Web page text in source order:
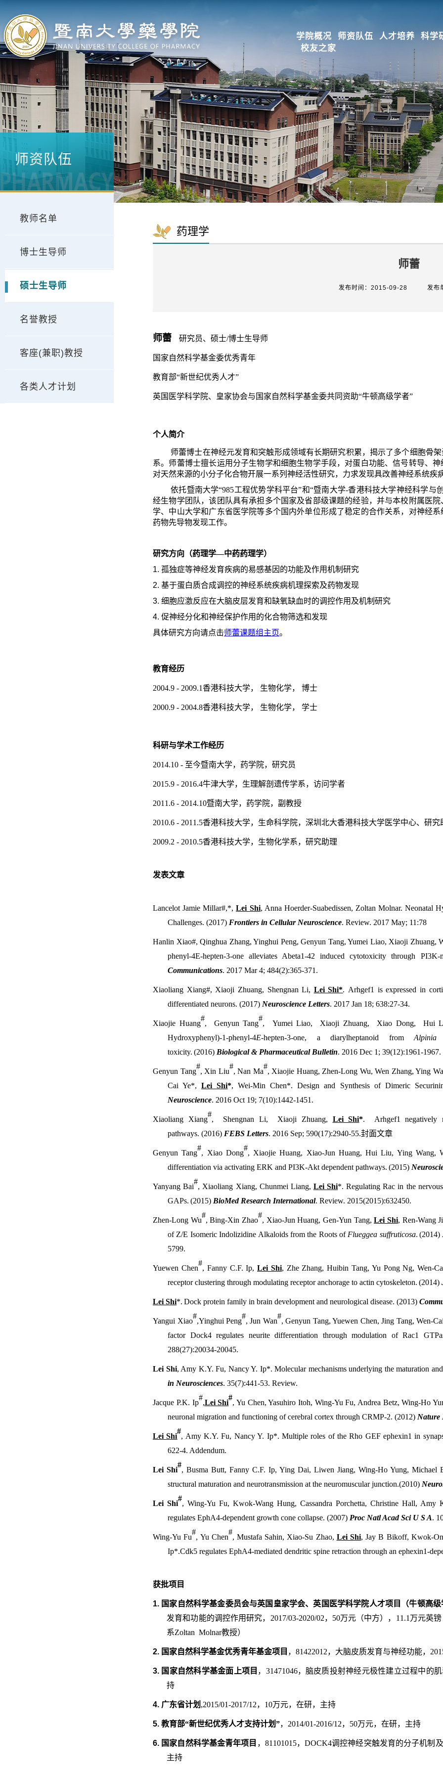
学院概况 师资队伍 人才培养
科学
校友之家
师资队伍
教师名单
博士生导师
硕士生导师
名誉教授
客座(兼职)教授
各类人才计划
药理学
师蕾
发布时间：2015-09-28 发布
师蕾 研究员、硕士/博士生导师
国家自然科学基金委优秀青年
教育部“新世纪优秀人才”
英国医学科学院、皇家协会与 国家自然科学基金委共同资助“牛顿高级学者”
个人简介
师蕾博士在神经元发育和突触形成领域有长期研究积累，揭示了多个细胞骨
系。师蕾博士擅长运用分子生物学和细胞生物学手段，对蛋白功能、信号转导、
对天然来源的小分子化合物开展一系列神经活性研究，力求发现具改善神经系统疾
依托暨南大学“985工程优势学科平台”和“暨南大学-香港科技大学神经科学与
经生物学团队，该团队具有承担多个国家及省部级课题的经验，并与本校附属医
学、中山大学和广东省医学院等多个国内外单位形成了稳定的合作关系，对神经
药物先导物发现工作。
研究方向（药理学—中药药理学）
1. 孤独症等神经发育疾病的易感基因的功能及作用机制研究
2. 基于蛋白质合成调控的神经系统疾病机理探索及药物发现
3. 细胞应激反应在大脑皮层发育和缺氧缺血时的调控作用及机制研究
4. 促神经分化和神经保护作用的化合物筛选和发现
具体研究方向请点击师蕾课题组主页。
教育经历
2004.9 - 2009.1 香港科技大学， 生物化学， 博士
2000.9 - 2004.8香港科技大学， 生物化学， 学士
科研与学术工作经历
2014.10 - 至今暨南大学，药学院，研究员
2015.9 - 2016.4牛津大学，生理解剖遗传学系，访问学者
2011.6 - 2014.10暨南大学，药学院，副教授
2010.6 - 2011.5香港科技大学，生命科学院，深圳北大香港科技大学医学中心、研究
2009.2 - 2010.5香港科技大学，生物化学系，研究助理
发表文章
Lancelot Jamie Millar#,*,Lei Shi, Anna Hoerder-Suabedissen, Zoltan Molnar. Neonatal
Challenges. (2017) Frontiers in Cellular Neuroscience. Review. 2017 May; 11:78
Hanlin Xiao#, Qinghua Zhang, Yinghui Peng, Genyun Tang, Yumei Liao, Xiaoji Zhuang,
phenyl-4E-hepten-3-one alleviates Abeta1-42 induced cytotoxicity through
Communications. 2017 Mar 4; 484(2):365-371.
Xiaoliang Xiang#, Xiaoji Zhuang, Shengnan Li, Lei Shi*. Arhgef1 is expressed in
differentiated neurons. (2017) Neuroscience Letters. 2017 Jan 18; 638:27-34.
Xiaojie Huang
#
, Genyun Tang
#
, Yumei Liao, Xiaoji Zhuang, Xiao Dong, Hui
Hydroxyphenyl)-1-phenyl-4E-hepten-3-one, a diarylheptanoid fromAlpinia
toxicity. (2016) Biological & Pharmaceutical Bulletin. 2016 Dec 1; 39(12):1961-1967.
Genyun Tang
#
, Xin Liu
#
, Nan Ma
#
, Xiaojie Huang, Zhen-Long Wu, Wen Zhang, Ying
Cai Ye*,Lei Shi*, Wei-Min Chen*. Design and Synthesis of Dimeric
Neuroscience. 2016 Oct 19; 7(10):1442-1451.
Xiaoliang Xiang
#
, Shengnan Li, Xiaoji Zhuang, Lei Shi*. Arhgef1 negatively
pathways. (2016) FEBS Letters. 2016 Sep; 590(17):2940-55.封面文章
Genyun Tang
#
, Xiao Dong
#
, Xiaojie Huang, Xiao-Jun Huang, Hui Liu, Ying Wang,
differentiation via activating ERK and PI3K-Akt dependent pathways. (2015)
Yanyang Bai
#
, Xiaoliang Xiang, Chunmei Liang, Lei Shi*. Regulating Rac in the
GAPs. (2015) BioMed Research International. Review. 2015(2015):632450.
Zhen-Long Wu
#
, Bing-Xin Zhao
#
, Xiao-Jun Huang, Gen-Yun Tang,Lei Shi, Ren-Wang
of Z/E Isomeric Indolizidine Alkaloids from the Roots of Flueggea suffruticosa. (2014)
5799.
Yuewen Chen
#
, Fanny C.F. Ip,Lei Shi, Zhe Zhang, Huibin Tang, Yu Pong Ng, Wen-
receptor clustering through modulating receptor anchorage to actin cytoskeleton. (2014)
Lei Shi*. Dock protein family in brain development and neurological disease. (2013)
Yangui Xiao
#
,Yinghui Peng
#
, Jun Wan
#
, Genyun Tang, Yuewen Chen, Jing Tang, Wen-
factor Dock4 regulates neurite differentiation through modulation of Rac1
288(27):20034-20045.
Lei Shi, Amy K.Y. Fu, Nancy Y. Ip*. Molecular mechanisms underlying the maturation
in Neurosciences. 35(7):441-53. Review.
Jacque P.K. Ip
#
,Lei Shi
#
, Yu Chen, Yasuhiro Itoh, Wing-Yu Fu, Andrea Betz, Wing-Ho
neuronal migration and functioning of cerebral cortex through CRMP-2. (2012) Nature
Lei Shi
#
, Amy K.Y. Fu, Nancy Y. Ip*. Multiple roles of the Rho GEF ephexin1 in
622-4. Addendum.
Lei Shi
#
, Busma Butt, Fanny C.F. Ip, Ying Dai, Liwen Jiang, Wing-Ho Yung,
structural maturation and neurotransmission at the neuromuscular junction.(2010)
Lei Shi
#
, Wing-Yu Fu, Kwok-Wang Hung, Cassandra Porchetta, Christine Hall,
regulates EphA4-dependent growth cone collapse. (2007) Proc Natl Acad Sci U S A.
Wing-Yu Fu
#
, Yu Chen
#
, Mustafa Sahin, Xiao-Su Zhao, Lei Shi, Jay B Bikoff, Kwok-
Ip*.Cdk5 regulates EphA4-mediated dendritic spine retraction through an ephexin1-
获批项目
1. 国家自然科学基金委员会与英国皇家学会、英国医学科学院人才项目（牛顿高
发育和功能的调控作用研究， 2017/03-2020/02， 50万元（中方）， 11.1 万元英
系Zoltan Molnar教授）
2. 国家自然科学基金优秀青年基金项目 ，81422012，大脑皮质发育与神经功能，
3. 国家自然科学基金面上项目 ， 31471046，脑皮质投射神经元极性建立过程中的
持
4. 广东省计划 ,2015/01-2017/12， 10万元，在研，主持
5. 教育部“新世纪优秀人才支持计划”， 2014/01-2016/12， 50万元，在研，主持
6. 国家自然科学基金青年项目 ， 81101015， DOCK4调控神经突触发育的分子机制
主持